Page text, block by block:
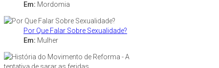
Em: Mordomia
Por Que Falar Sobre Sexualidade?
Em: Mulher